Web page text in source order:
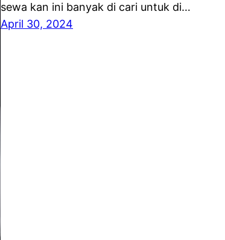
sewa kan ini banyak di cari untuk di…
April 30, 2024